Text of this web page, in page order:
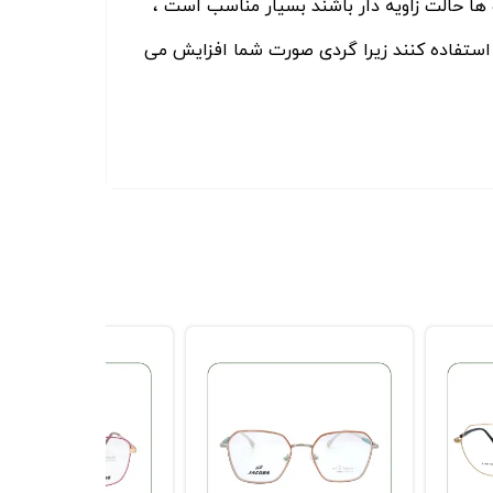
حالت زاویه دار باشند بسیار مناسب است ،
کنند زیرا گردی صورت شما افزایش می